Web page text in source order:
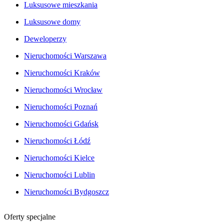
Luksusowe mieszkania
Luksusowe domy
Deweloperzy
Nieruchomości Warszawa
Nieruchomości Kraków
Nieruchomości Wrocław
Nieruchomości Poznań
Nieruchomości Gdańsk
Nieruchomości Łódź
Nieruchomości Kielce
Nieruchomości Lublin
Nieruchomości Bydgoszcz
Oferty specjalne